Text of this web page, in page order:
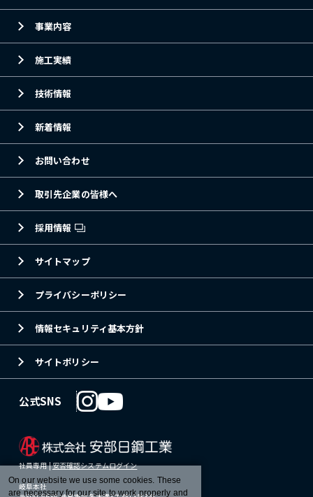
事業内容
施工実績
技術情報
新着情報
お問い合わせ
取引先企業の皆様へ
採用情報
サイトマップ
プライバシーポリシー
情報セキュリティ基本方針
サイトポリシー
公式SNS
社員専用 |安否確認システムログイン
岐阜本社
On our website we use some cookies. These
are necessary for our site to work properly and